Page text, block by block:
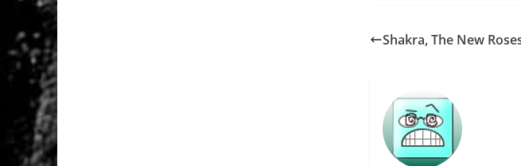
Shakra, The New